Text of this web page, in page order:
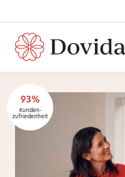
93%
Kunden-
zufriedenheit